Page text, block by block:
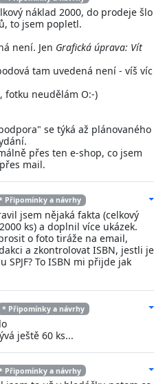
náklad 2000, do prodeje šlo
to jsem popletl.
není. Jen Grafická úprava: Vít
tam uvedená není - víš víc
fotku neudělám O:-)
se týká až plánovaného
přes ten e-shop, co jsem
mail.
Připomínky a návrhy
jsem nějaká fakta (celkový
ks) a doplnil více ukázek.
o foto tiráže na email,
a zkontrolovat ISBN, jestli je
SPJF? To ISBN mi přijde jak
* Připomínky a návrhy
ještě 60 ks...
Připomínky a návrhy